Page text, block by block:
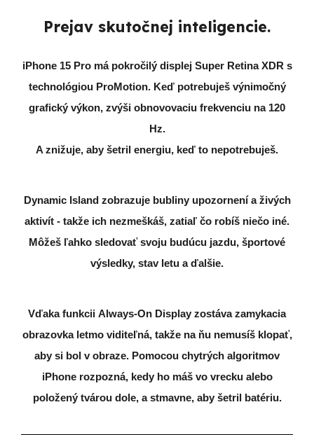
Prejav skutočnej inteligencie.
iPhone 15 Pro má pokročilý displej Super Retina XDR s
technológiou ProMotion. Keď potrebuješ výnimočný
grafický výkon, zvýši obnovovaciu frekvenciu na 120
Hz.
A znižuje, aby šetril energiu, keď to nepotrebuješ.
Dynamic Island zobrazuje bubliny upozornení a živých
aktivít - takže ich nezmeškáš, zatiaľ čo robíš niečo iné.
Môžeš ľahko sledovať svoju budúcu jazdu, športové
výsledky, stav letu a ďalšie.
Vďaka funkcii Always-On Display zostáva zamykacia
obrazovka letmo viditeľná, takže na ňu nemusíš klopať,
aby si bol v obraze. Pomocou chytrých algoritmov
iPhone rozpozná, kedy ho máš vo vrecku alebo
položený tvárou dole, a stmavne, aby šetril batériu.